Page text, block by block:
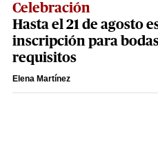
Celebración
Hasta el 21 de agosto
inscripción para
requisitos
Elena Martínez